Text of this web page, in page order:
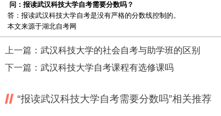
问：报读武汉科技大学自考需要分数吗？
答：报读武汉科技大学自考是没有严格的分数线控制的。
本文来源于湖北自考网
上一篇： 武汉科技大学的社会自考与助学班的区别
下一篇： 武汉科技大学自考课程有选修课吗
“报读武汉科技大学自考需要分数吗”相关推荐